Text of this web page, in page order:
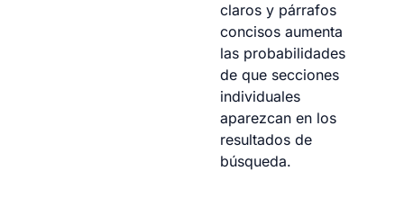
claros y párrafos
concisos aumenta
las probabilidades
de que secciones
individuales
aparezcan en los
resultados de
búsqueda.